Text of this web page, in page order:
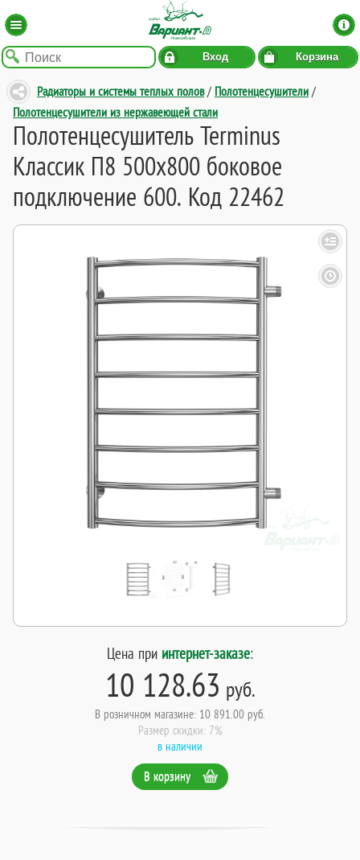
Вход Корзина
Радиаторы и системы теплых полов/ Полотенцесушители /
Полотенцесушители из нержавеющей стали
Полотенцесушитель Terminus
Классик П8 500х800 боковое
подключение 600. Код 22462
Цена при интернет-заказе:
10 128.63 руб.
В розничном магазине: 10 891.00 руб.
Размер скидки: 7%
в наличии
В корзину